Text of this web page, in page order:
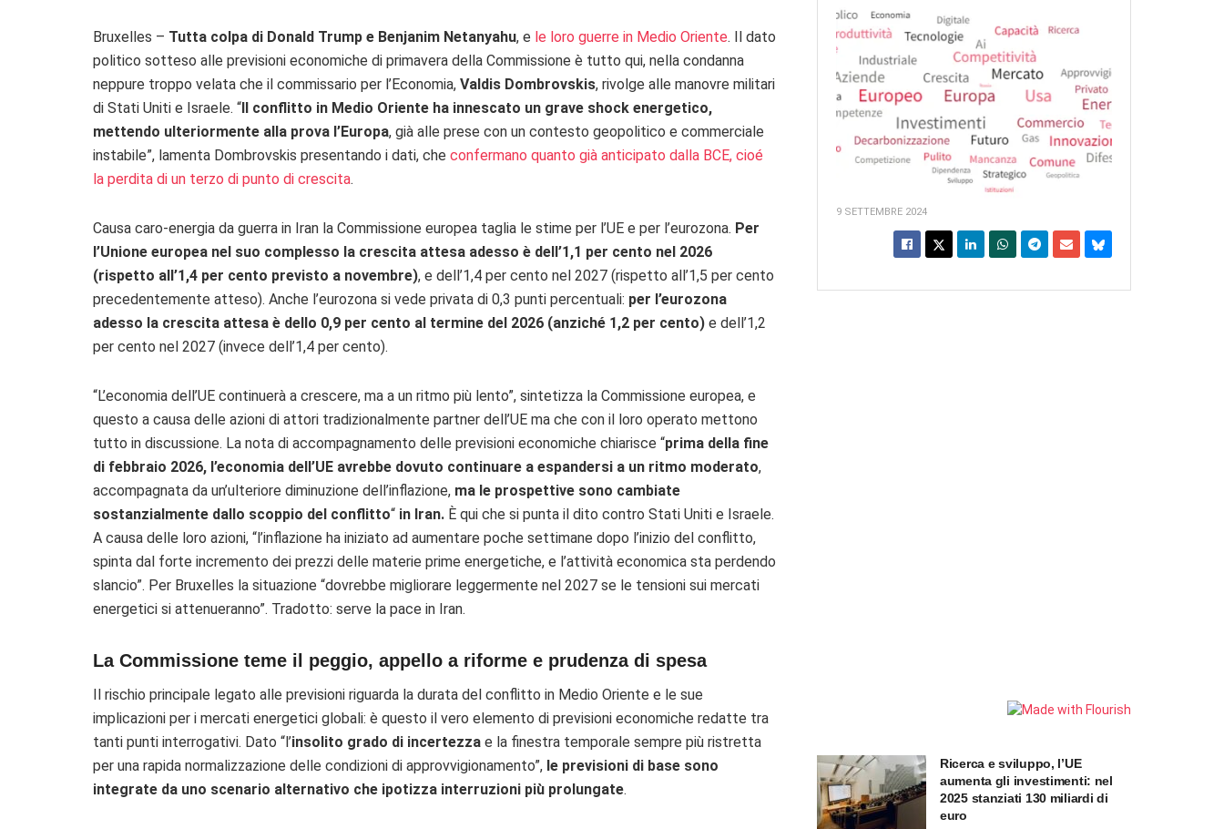
Bruxelles – Tutta colpa di Donald Trump e Benjanim Netanyahu, e le loro guerre in Medio Oriente. Il dato
politico sotteso alle previsioni economiche di primavera della Commissione è tutto qui, nella condanna
neppure troppo velata che il commissario per l’Economia, Valdis Dombrovskis, rivolge alle manovre militari
di Stati Uniti e Israele. “ Il conflitto in Medio Oriente ha innescato un grave shock energetico,
mettendo ulteriormente alla prova l’Europa, già alle prese con un contesto geopolitico e commerciale
instabile”, lamenta Dombrovskis presentando i dati, che confermano quanto già anticipato dalla BCE, cioé
la perdita di un terzo di punto di crescita.
Causa caro-energia da guerra in Iran la Commissione europea taglia le stime per l’UE e per l’eurozona. Per
l’Unione europea nel suo complesso la crescita attesa adesso è dell’1,1 per cento nel 2026
(rispetto all’1,4 per cento previsto a novembre), e dell’1,4 per cento nel 2027 (rispetto all’1,5 per cento
precedentemente atteso). Anche l’eurozona si vede privata di 0,3 punti percentuali: per l’eurozona
adesso la crescita attesa è dello 0,9 per cento al termine del 2026 (anziché 1,2 per cento) e dell’1,2
per cento nel 2027 (invece dell’1,4 per cento).
“L’economia dell’UE continuerà a crescere, ma a un ritmo più lento”, sintetizza la Commissione europea, e
questo a causa delle azioni di attori tradizionalmente partner dell’UE ma che con il loro operato mettono
tutto in discussione. La nota di accompagnamento delle previsioni economiche chiarisce “prima della fine
di febbraio 2026, l’economia dell’UE avrebbe dovuto continuare a espandersi a un ritmo moderato,
accompagnata da un’ulteriore diminuzione dell’inflazione, ma le prospettive sono cambiate
sostanzialmente dallo scoppio del conflitto“ in Iran. È qui che si punta il dito contro Stati Uniti e Israele.
A causa delle loro azioni, “l’inflazione ha iniziato ad aumentare poche settimane dopo l’inizio del conflitto,
spinta dal forte incremento dei prezzi delle materie prime energetiche, e l’attività economica sta perdendo
slancio”. Per Bruxelles l a situazione “dovrebbe migliorare leggermente nel 2027 se le tensioni sui mercati
energetici si attenueranno”. Tradotto: serve la pace in Iran.
La Commissione teme il peggio, appello a riforme e prudenza di spesa
Il rischio principale legato alle previsioni riguarda la durata del conflitto in Medio Oriente e le sue
implicazioni per i mercati energetici globali: è questo il vero elemento di previsioni economiche redatte tra
tanti punti interrogativi. Dato “l’insolito grado di incertezza e la finestra temporale sempre più ristretta
per una rapida normalizzazione delle condizioni di approvvigionamento”, le previsioni di base sono
integrate da uno scenario alternativo che ipotizza interruzioni più prolungate.
9 SETTEMBRE 2024
Ricerca e sviluppo, l’UE
aumenta gli investimenti: nel
2025 stanziati 130 miliardi di
euro